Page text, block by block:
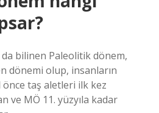
bilinen Paleolitik dönem,
dönemi olup, insanların
önce taş aletleri ilk kez
ve MÖ 11. yüzyıla kadar